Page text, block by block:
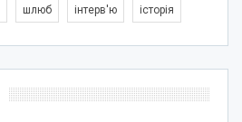
шлюб інтерв'ю історія